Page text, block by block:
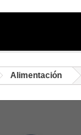
Alimentación